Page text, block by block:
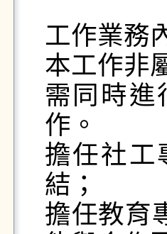
工作業務
本工作非
需同時進
作。
擔任社工
結；
擔任教育